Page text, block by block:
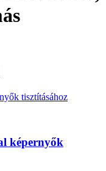
képernyők